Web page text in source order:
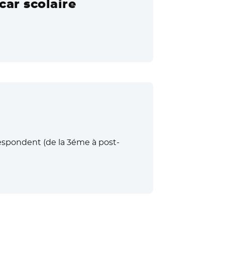
scolaire
(de la 3éme à post-